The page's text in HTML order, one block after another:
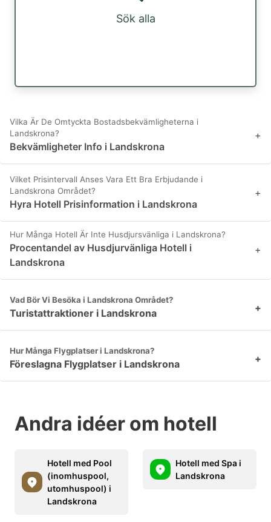
Sök alla
Vilka Är De Omtyckta Bostadsbekvämligheterna i
Landskrona?
Bekvämligheter Info i Landskrona
+
Vilket Prisintervall Anses Vara Ett Bra Erbjudande i
Landskrona Området?
Hyra Hotell Prisinformation i Landskrona
+
Hur Många Hotell Är Inte Husdjursvänliga i Landskrona?
Procentandel av Husdjurvänliga Hotell i
Landskrona
+
Vad Bör Vi Besöka i Landskrona Området?
Turistattraktioner i Landskrona +
Hur Många Flygplatser i Landskrona?
Föreslagna Flygplatser i Landskrona +
Andra idéer om hotell
Hotell med Pool
(inomhuspool,
utomhuspool) i
Landskrona
Hotell med Spa i
Landskrona